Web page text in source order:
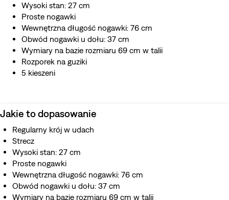
Wysoki stan: 27 cm
Proste nogawki
Wewnętrzna długość nogawki: 76 cm
Obwód nogawki u dołu: 37 cm
Wymiary na bazie rozmiaru 69 cm w talii
Rozporek na guziki
5 kieszeni
Jakie to dopasowanie
Regularny krój w udach
Strecz
Wysoki stan: 27 cm
Proste nogawki
Wewnętrzna długość nogawki: 76 cm
Obwód nogawki u dołu: 37 cm
Wymiary na bazie rozmiaru 69 cm w talii